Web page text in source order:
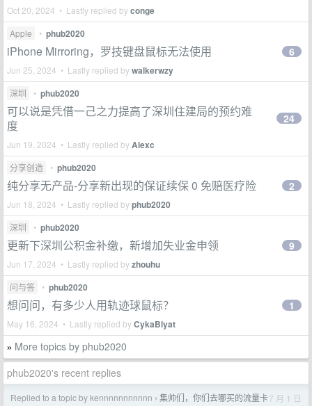
Oct 20, 2024 • Lastly replied byconge
Apple • phub2020
iPhone Mirroring，罗技键盘鼠标无法使用
Jun 25, 2024 • Lastly replied bywalkerwzy
6
深圳 • phub2020
可以说是凭借一己之力提高了深圳住建局的预约难
度
Jun 19, 2024 • Lastly replied byAlexc
24
分享创造 • phub2020
纯分享无产品-分享新出现的保证续保 0 免赔医疗险
Jun 18, 2024 • Lastly replied byphub2020
2
深圳 • phub2020
更新下深圳公积金补缴，新增加失业金申领
Jun 17, 2024 • Lastly replied byzhouhu
9
问与答 • phub2020
想问问，有多少人用轨迹球鼠标？
May 16, 2024 • Lastly replied byCykaBlyat
1
» More topics by phub2020
phub2020's recent replies
Replied to a topic by kennnnnnnnnnn › 集帅们，你们去哪买的流量卡7 月 1 日